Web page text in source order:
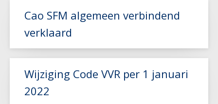
Lees meer
Lees meer
Cao SFM algemeen verbindend
verklaard
Wijziging Code VVR per 1 januari
2022